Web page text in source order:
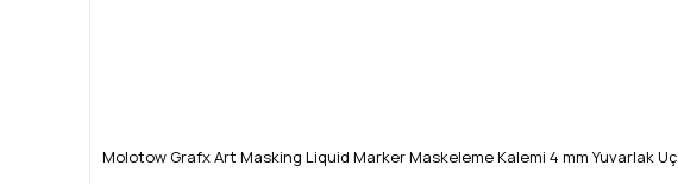
Molotow Grafx Art Masking Liquid Marker Maskeleme Kalemi 4 mm Yuvarlak Uç